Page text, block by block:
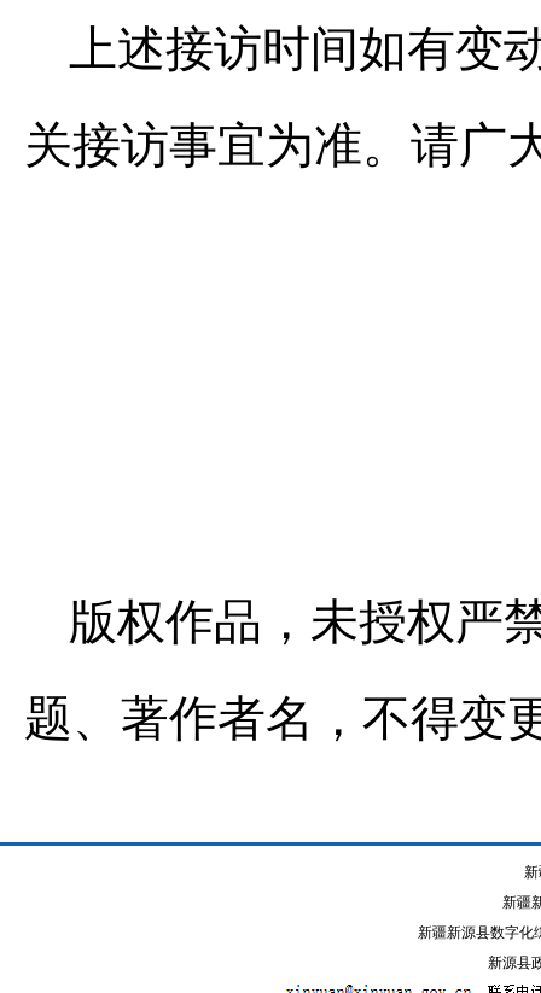
上述接访时间如有变
关接访事宜为准。请广
版权作品，未授权严
题、著作者名，不得变
新疆
新疆新源县数字化
新源县